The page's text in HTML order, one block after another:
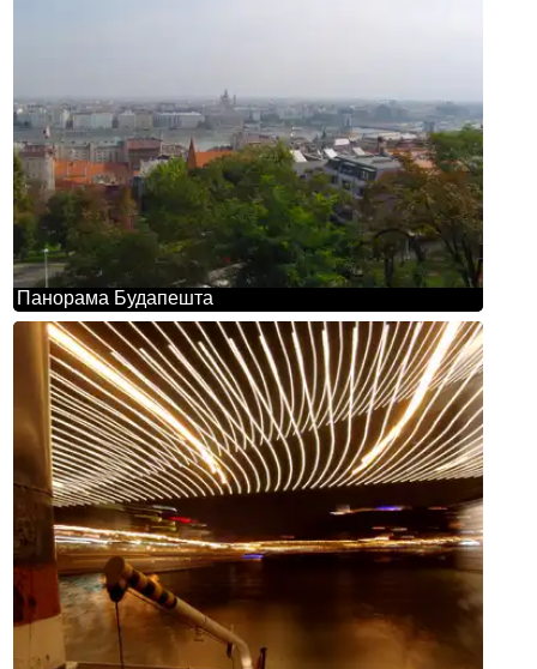
Панорама Будапешта